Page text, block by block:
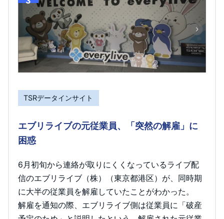
TSRデータインサイト
エブリライブの元従業員、「突然の解雇」に
困惑
6月初旬から連絡が取りにくくなっているライブ配
信のエブリライブ（株）（東京都港区）が、同時期
に大半の従業員を解雇していたことがわかった。
解雇を通知の際、エブリライブ側は従業員に「破産